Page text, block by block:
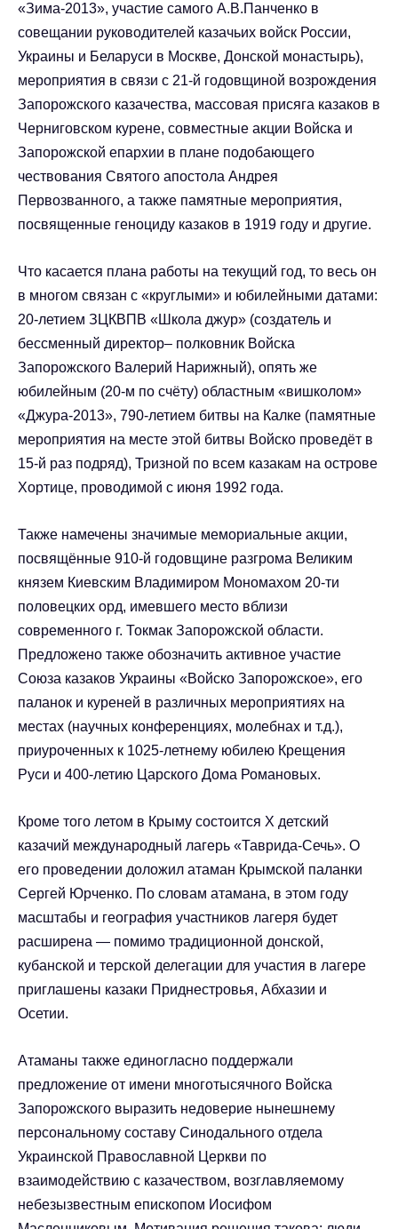
«Зима-2013», участие самого А.В.Панченко в
совещании руководителей казачьих войск России,
Украины и Беларуси в Москве, Донской монастырь),
мероприятия в связи с 21-й годовщиной возрождения
Запорожского казачества, массовая присяга казаков в
Черниговском курене, совместные акции Войска и
Запорожской епархии в плане подобающего
чествования Святого апостола Андрея
Первозванного, а также памятные мероприятия,
посвященные геноциду казаков в 1919 году и другие.
Что касается плана работы на текущий год, то весь он
в многом связан с «круглыми» и юбилейными датами:
20-летием ЗЦКВПВ «Школа джур» (создатель и
бессменный директор– полковник Войска
Запорожского Валерий Нарижный), опять же
юбилейным (20-м по счёту) областным «вишколом»
«Джура-2013», 790-летием битвы на Калке (памятные
мероприятия на месте этой битвы Войско проведёт в
15-й раз подряд), Тризной по всем казакам на острове
Хортице, проводимой с июня 1992 года.
Также намечены значимые мемориальные акции,
посвящённые 910-й годовщине разгрома Великим
князем Киевским Владимиром Мономахом 20-ти
половецких орд, имевшего место вблизи
современного г. Токмак Запорожской области.
Предложено также обозначить активное участие
Союза казаков Украины «Войско Запорожское», его
паланок и куреней в различных мероприятиях на
местах (научных конференциях, молебнах и т.д.),
приуроченных к 1025-летнему юбилею Крещения
Руси и 400-летию Царского Дома Романовых.
Кроме того летом в Крыму состоится X детский
казачий международный лагерь «Таврида-Сечь». О
его проведении доложил атаман Крымской паланки
Сергей Юрченко. По словам атамана, в этом году
масштабы и география участников лагеря будет
расширена — помимо традиционной донской,
кубанской и терской делегации для участия в лагере
приглашены казаки Приднестровья, Абхазии и
Осетии.
Атаманы также единогласно поддержали
предложение от имени многотысячного Войска
Запорожского выразить недоверие нынешнему
персональному составу Синодального отдела
Украинской Православной Церкви по
взаимодействию с казачеством, возглавляемому
небезызвестным епископом Иосифом